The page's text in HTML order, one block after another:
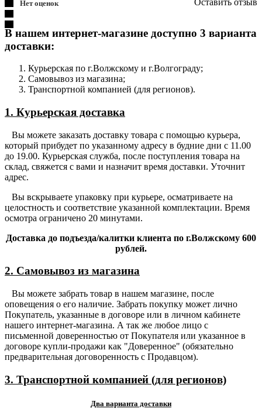
Нет оценок
В нашем интернет-магазине доступно 3 варианта
доставки:
Курьерская по г.Волжскому и г.Волгограду;
Самовывоз из магазина;
Транспортной компанией (для регионов).
1. Курьерская доставка
Вы можете заказать доставку товара с помощью курьера,
который прибудет по указанному адресу в будние дни с 11.00
до 19.00. Курьерская служба, после поступления товара на
склад, свяжется с вами и назначит время доставки. Уточнит
адрес.
Вы вскрываете упаковку при курьере, осматриваете на
целостность и соответствие указанной комплектации. Время
осмотра ограничено 20 минутами.
Доставка до подъезда/калитки клиента по г.Волжскому 600
рублей.
2. Самовывоз из магазина
Вы можете забрать товар в нашем магазине, после
оповещения о его наличие. Забрать покупку может лично
Покупатель, указанные в договоре или в личном кабинете
нашего интернет-магазина. А так же любое лицо с
письменной доверенностью от Покупателя или указанное в
договоре купли-продажи как "Доверенное" (обязательно
предварительная договоренность с Продавцом).
3. Транспортной компанией (для регионов)
Два варианта доставки